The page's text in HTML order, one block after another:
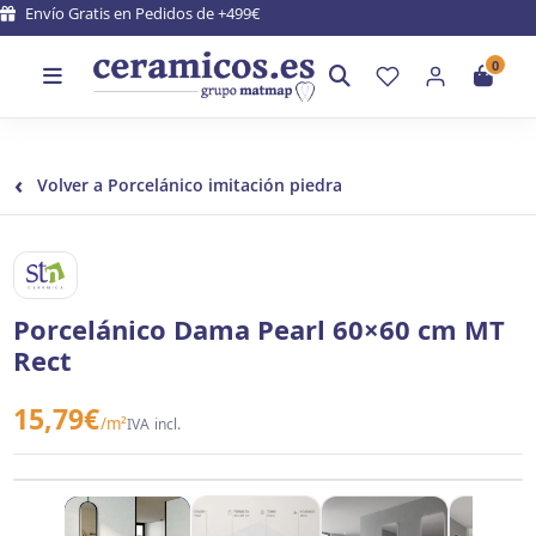
Envío Gratis en Pedidos de +499€
0
‹ Volver a Porcelánico imitación piedra
STN CERAMICA
Porcelánico Dama Pearl 60×60 cm MT
Rect
15,79€/m²IVA incl.